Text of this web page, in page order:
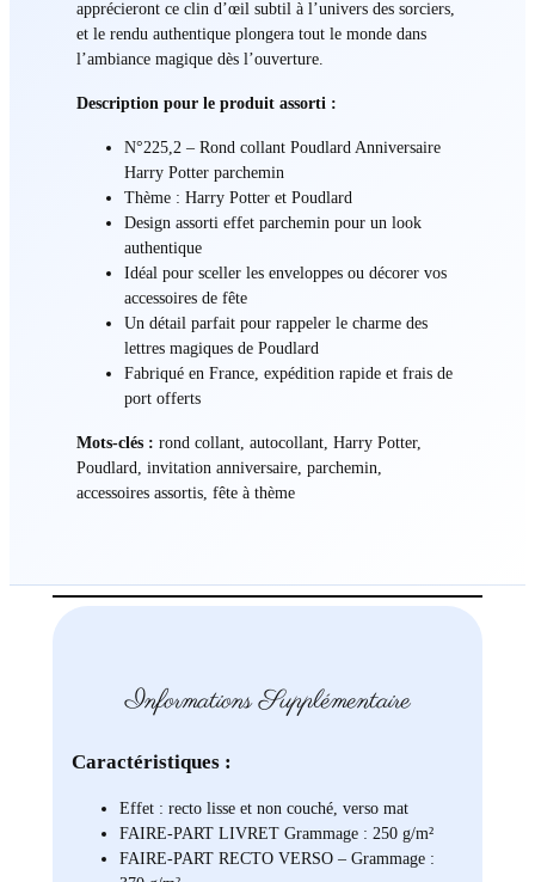
apprécieront ce clin d’œil subtil à l’univers des sorciers,
et le rendu authentique plongera tout le monde dans
l’ambiance magique dès l’ouverture.
Description pour le produit assorti :
N°225,2 – Rond collant Poudlard Anniversaire
Harry Potter parchemin
Thème : Harry Potter et Poudlard
Design assorti effet parchemin pour un look
authentique
Idéal pour sceller les enveloppes ou décorer vos
accessoires de fête
Un détail parfait pour rappeler le charme des
lettres magiques de Poudlard
Fabriqué en France, expédition rapide et frais de
port offerts
Mots-clés : rond collant, autocollant, Harry Potter,
Poudlard, invitation anniversaire, parchemin,
accessoires assortis, fête à thème
Informations Supplémentaire
Caractéristiques :
Effet : recto lisse et non couché, verso mat
FAIRE-PART LIVRET Grammage : 250 g/m²
FAIRE-PART RECTO VERSO – Grammage :